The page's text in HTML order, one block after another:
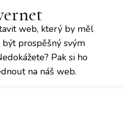
web, který by měl
prospěšný svým
Pak si ho
na náš web.